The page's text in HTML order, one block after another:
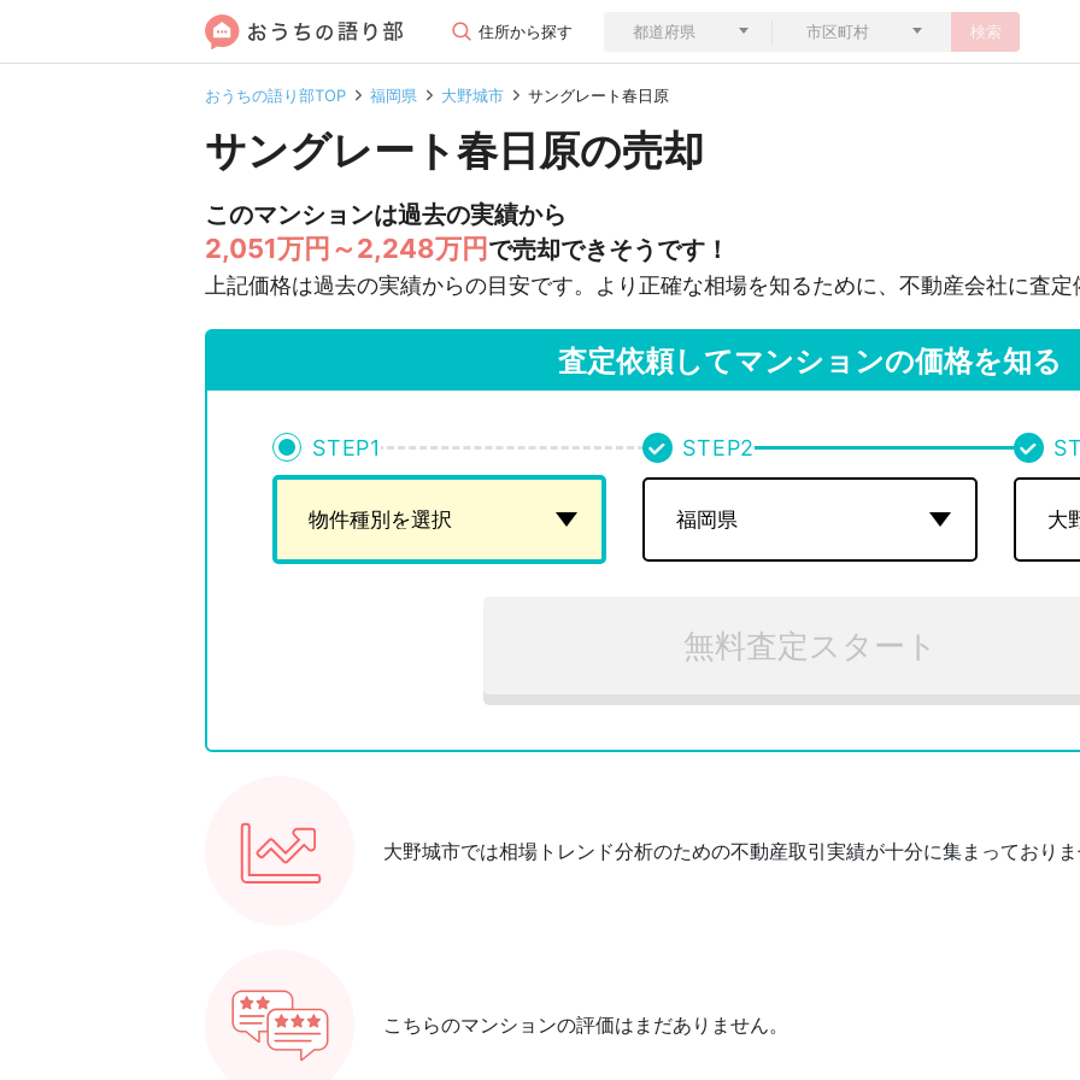
住所から探す 検索
おうちの語り部TOP 福岡県 大野城市 サングレート春日原
サングレート春日原の売却
このマンションは過去の実績から
2,051万円～2,248万円 で売却できそうです！
上記価格は過去の実績からの目安です。より正確な相場を知るために、不動産会社に査
査定依頼してマンションの価格を知る
STEP1 STEP2
無料査定スタート
大野城市では相場トレンド分析のための不動産取引実績が十分に集まっており
こちらのマンションの評価はまだありません。